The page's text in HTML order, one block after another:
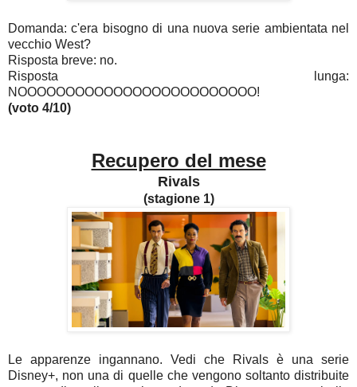
Domanda: c'era bisogno di una nuova serie ambientata nel
vecchio West?
Risposta breve: no.
Risposta lunga:
NOOOOOOOOOOOOOOOOOOOOOOOOO!
(voto 4/10)
Recupero del mese
Rivals
(stagione 1)
Le apparenze ingannano. Vedi che Rivals è una serie
Disney+, non una di quelle che vengono soltanto distribuite